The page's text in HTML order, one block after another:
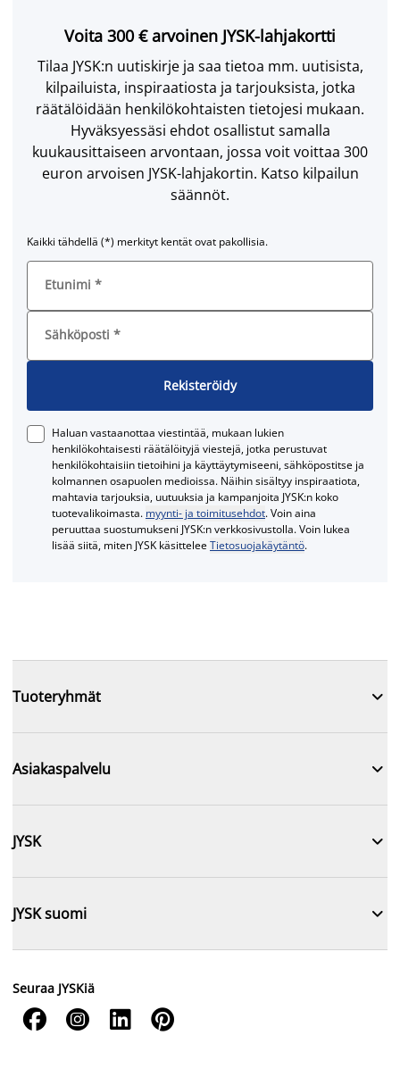
Voita 300 € arvoinen JYSK-lahjakortti
Tilaa JYSK:n uutiskirje ja saa tietoa mm. uutisista,
kilpailuista, inspiraatiosta ja tarjouksista, jotka
räätälöidään henkilökohtaisten tietojesi mukaan.
Hyväksyessäsi ehdot osallistut samalla
kuukausittaiseen arvontaan, jossa voit voittaa 300
euron arvoisen JYSK-lahjakortin. Katso kilpailun
säännöt.
Kaikki tähdellä (*) merkityt kentät ovat pakollisia.
Etunimi *
Sähköposti *
Rekisteröidy
Haluan vastaanottaa viestintää, mukaan lukien
henkilökohtaisesti räätälöityjä viestejä, jotka perustuvat
henkilökohtaisiin tietoihini ja käyttäytymiseeni, sähköpostitse ja
kolmannen osapuolen medioissa. Näihin sisältyy inspiraatiota,
mahtavia tarjouksia, uutuuksia ja kampanjoita JYSK:n koko
tuotevalikoimasta. myynti- ja toimitusehdot. Voin aina
peruuttaa suostumukseni JYSK:n verkkosivustolla. Voin lukea
lisää siitä, miten JYSK käsitteleeTietosuojakäytäntö.
Tuoteryhmät 
Asiakaspalvelu 
JYSK 
JYSK suomi 
Seuraa JYSKiä
   